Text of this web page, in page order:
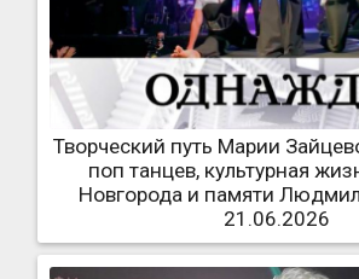
Творческий путь Марии
поп танцев, культурная
Новгорода и памяти
21.06.2026